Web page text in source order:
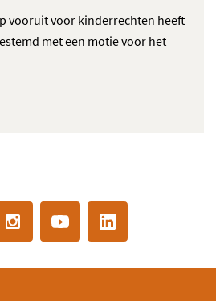
vooruit voor kinderrechten heeft
met een motie voor het